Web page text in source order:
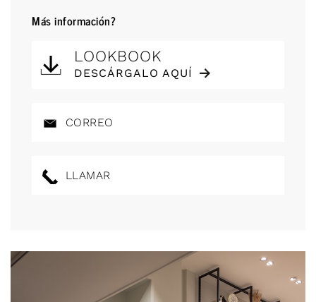
Más información?
LOOKBOOK
DESCÁRGALO AQUÍ
CORREO
LLAMAR